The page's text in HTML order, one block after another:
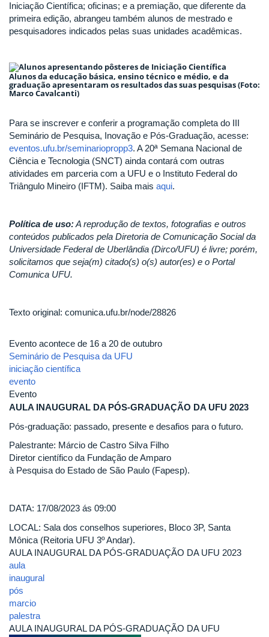
Iniciação Científica; oficinas; e a premiação, que diferente da
primeira edição, abrangeu também alunos de mestrado e
pesquisadores indicados pelas suas unidades acadêmicas.
Alunos da educação básica, ensino técnico e médio, e da
graduação apresentaram os resultados das suas pesquisas (Foto:
Marco Cavalcanti)
Para se inscrever e conferir a programação completa do III
Seminário de Pesquisa, Inovação e Pós-Graduação, acesse:
eventos.ufu.br/seminariopropp3. A 20ª Semana Nacional de
Ciência e Tecnologia (SNCT) ainda contará com outras
atividades em parceria com a UFU e o Instituto Federal do
Triângulo Mineiro (IFTM). Saiba mais aqui.
Política de uso:A reprodução de textos, fotografias e outros
conteúdos publicados pela Diretoria de Comunicação Social da
Universidade Federal de Uberlândia (Dirco/UFU) é livre; porém,
solicitamos que seja(m) citado(s) o(s) autor(es) e o Portal
Comunica UFU.
Texto original: comunica.ufu.br/node/28826
Evento acontece de 16 a 20 de outubro
Seminário de Pesquisa da UFU
iniciação científica
evento
Evento
AULA INAUGURAL DA PÓS-GRADUAÇÃO DA UFU 2023
Pós-graduação: passado, presente e desafios para o futuro.
Palestrante: Márcio de Castro Silva Filho
Diretor científico da Fundação de Amparo
à Pesquisa do Estado de São Paulo (Fapesp).
DATA: 17/08/2023 ás 09:00
LOCAL: Sala dos conselhos superiores, Bloco 3P, Santa
Mônica (Reitoria UFU 3º Andar).
AULA INAUGURAL DA PÓS-GRADUAÇÃO DA UFU 2023
aula
inaugural
pós
marcio
palestra
AULA INAUGURAL DA PÓS-GRADUAÇÃO DA UFU